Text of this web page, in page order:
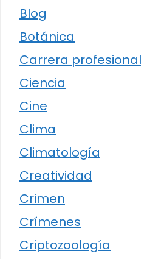
Blog
Botánica
Carrera profesional
Ciencia
Cine
Clima
Climatología
Creatividad
Crimen
Crímenes
Criptozoología